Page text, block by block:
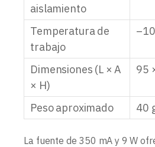
aislamiento
Temperatura de
trabajo
Dimensiones (L × A
× H)
95
Peso aproximado 40
La fuente de 350 mA y 9 W